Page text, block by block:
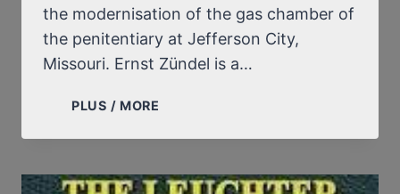
the modernisation of the gas chamber of
the penitentiary at Jefferson City,
Missouri. Ernst Zündel is a…
PLUS / MORE
THE
LEUCHTER